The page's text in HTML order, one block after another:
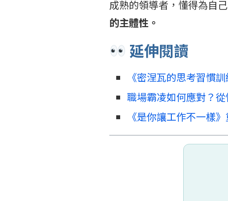
成熟的領導者，懂得為自
的主體性。
延伸閱讀
《密涅瓦的思考習慣
職場霸凌如何應對？
《是你讓工作不一樣